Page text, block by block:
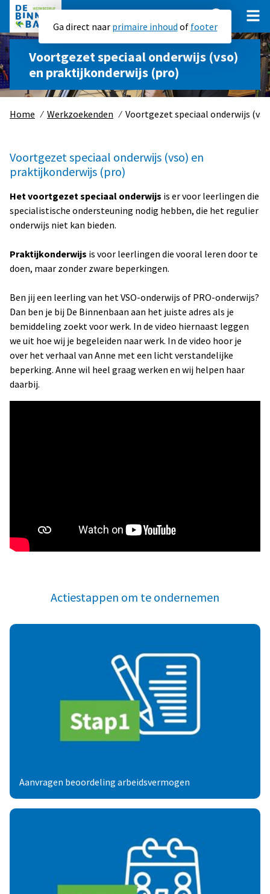
Ga direct naar primaire inhoud of footer
Werkzoekenden
Werkcentrum Zuid-Holland Centraal
Bedrijfsschool
Betaalde baan
Social Return
Groepsdetachering
Banenafspraak
Montage- en assemblagewerkzaamheden
Vouwwerkzaamheden
Verpak-, inpak- en ompakwerkzaamheden
Stickerwerkzaamheden
Gemeenten
Vacatures
Werken bij
Nieuws
Voortgezet speciaal onderwijs (vso)
en praktijkonderwijs (pro)
Home ⁄ Werkzoekenden ⁄ Voortgezet speciaal onderwijs
Voortgezet speciaal onderwijs (vso) en
praktijkonderwijs (pro)
Het voortgezet speciaal onderwijs is er voor leerlingen die
specialistische ondersteuning nodig hebben, die het regulier
onderwijs niet kan bieden.
Praktijkonderwijs is voor leerlingen die vooral leren door te
doen, maar zonder zware beperkingen.
Ben jij een leerling van het VSO-onderwijs of PRO-onderwijs?
Dan ben je bij De Binnenbaan aan het juiste adres als je
bemiddeling zoekt voor werk. In de video hiernaast leggen
we uit hoe wij je begeleiden naar werk. In de video hoor je
over het verhaal van Anne met een licht verstandelijke
beperking. Anne wil heel graag werken en wij helpen haar
daarbij.
Actiestappen om te ondernemen
Aanvragen beoordeling arbeidsvermogen